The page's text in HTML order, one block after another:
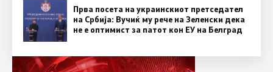
Прва посета на украинскиот претседател
на Србија: Вучиќ му рече на Зеленски дека
не е оптимист за патот кон ЕУ на Белград